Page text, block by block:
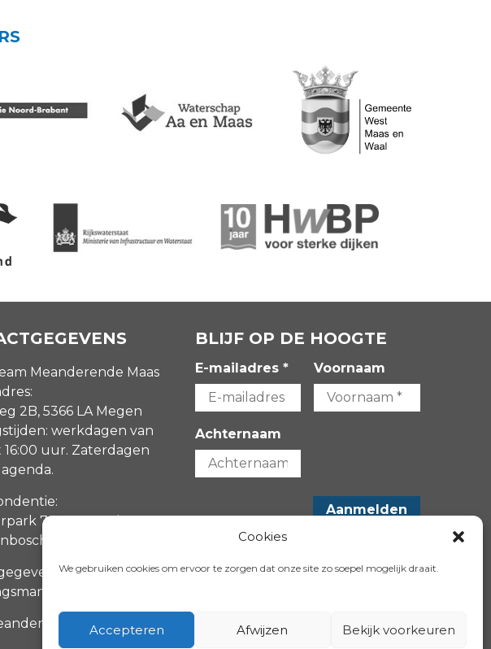
Cookies
We gebruiken cookies om ervoor te zorgen dat onze site zo soepel mogelijk draait.
Accepteren Afwijzen Bekijk voorkeuren
Meanderende Maas
2B, 5366 LA Megen
werkdagen van
16:00 uur. Zaterdagen
.
70, 5216 PP ‘s-
BLIJF OP DE HOOGTE
E-mailadres * Voornaam
Achternaam